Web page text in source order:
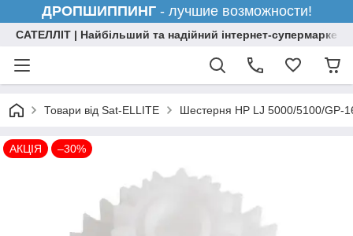
ДРОПШИППИНГ- лучшие возможности!
САТЕЛЛІТ | Найбільший та надійний інтернет-супермаркет
Товари від Sat-ELLITE Шестерня HP LJ 5000/5100/GP-
АКЦІЯ –30%